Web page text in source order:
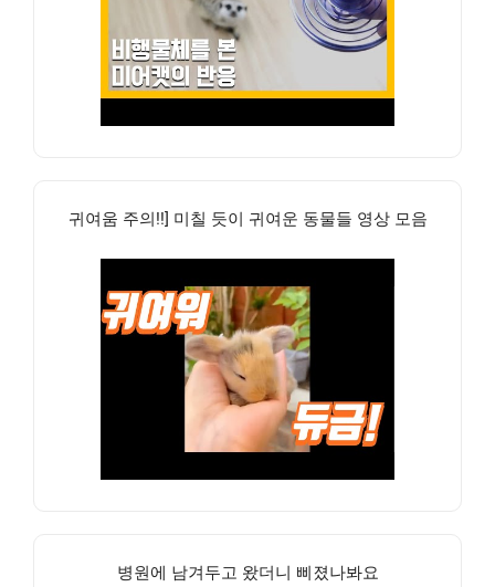
귀여움 주의!!] 미칠 듯이 귀여운 동물들 영상 모음
병원에 남겨두고 왔더니 삐졌나봐요